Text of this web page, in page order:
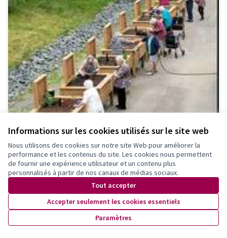
Informations sur les cookies utilisés sur le site web
Nous utilisons des cookies sur notre site Web pour améliorer la
performance et les contenus du site. Les cookies nous permettent
de fournir une expérience utilisateur et un contenu plus
personnalisés à partir de nos canaux de médias sociaux.
Tout accepter
Accepter seulement les cookies essentiels
Paramètres
Chebel Fatma
1 0